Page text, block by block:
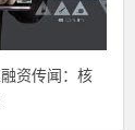
资传闻：核